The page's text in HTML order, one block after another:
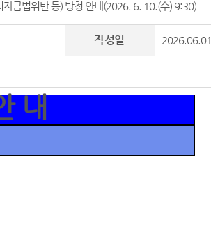
금법위반 등) 방청 안내(2026. 6. 10.(수) 9:30)
작성일 2026.06.01
내